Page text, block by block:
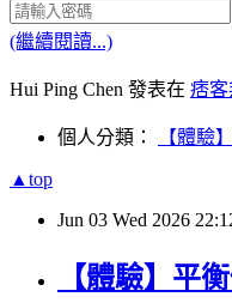
(繼續閱讀...)
Hui Ping Chen 發表在 痞客
個人分類： 【體驗
▲top
Jun 03 Wed 2026
【體驗】平